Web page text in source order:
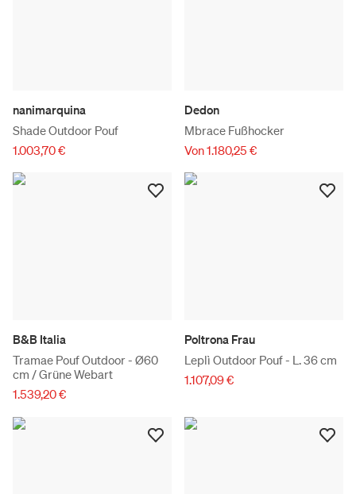
nanimarquina
Shade Outdoor Pouf
1.003,70 €
Dedon
Mbrace Fußhocker
Von 1.180,25 €
B&B Italia
Tramae Pouf Outdoor - Ø60
cm / Grüne Webart
1.539,20 €
Poltrona Frau
Leplì Outdoor Pouf - L. 36 cm
1.107,09 €